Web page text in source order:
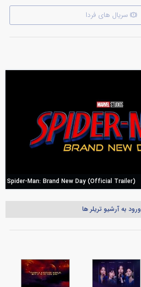
سریال های فردا
Spider-Man: Brand New Day (Official Trailer)
ورود به آرشیو تریلر ها